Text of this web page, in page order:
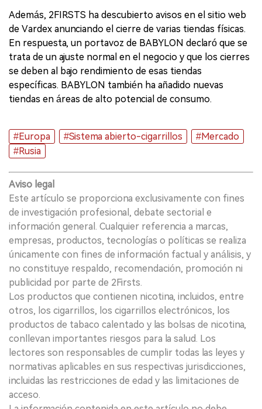
Además, 2FIRSTS ha descubierto avisos en el sitio web
de Vardex anunciando el cierre de varias tiendas físicas.
En respuesta, un portavoz de BABYLON declaró que se
trata de un ajuste normal en el negocio y que los cierres
se deben al bajo rendimiento de esas tiendas
específicas. BABYLON también ha añadido nuevas
tiendas en áreas de alto potencial de consumo.
#Europa #Sistema abierto-cigarrillos
#Mercado
#Rusia
Aviso legal
Este artículo se proporciona exclusivamente con fines
de investigación profesional, debate sectorial e
información general. Cualquier referencia a marcas,
empresas, productos, tecnologías o políticas se realiza
únicamente con fines de información factual y análisis, y
no constituye respaldo, recomendación, promoción ni
publicidad por parte de 2Firsts.
Los productos que contienen nicotina, incluidos, entre
otros, los cigarrillos, los cigarrillos electrónicos, los
productos de tabaco calentado y las bolsas de nicotina,
conllevan importantes riesgos para la salud. Los
lectores son responsables de cumplir todas las leyes y
normativas aplicables en sus respectivas jurisdicciones,
incluidas las restricciones de edad y las limitaciones de
acceso.